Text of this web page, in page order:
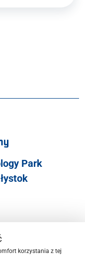
Park
korzystania z tej